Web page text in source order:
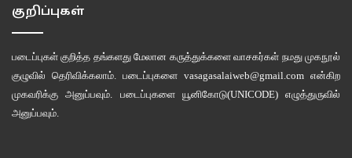
குறிப்புகள்
படைப்புகள் குறித்த தங்களது மேலான கருத்துக்களை வாசகர்கள் நமது முகநூல்
குழுவில் தெரிவிக்கலாம். படைப்புகளை vasagasalaiweb@gmail.com என்கிற
முகவரிக்கு அனுப்பவும். படைப்புகளை யூனிகோடு(UNICODE)எழுத்துருவில்
அனுப்பவும்.